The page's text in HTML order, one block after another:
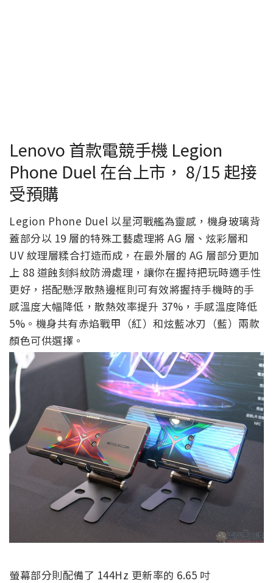
Lenovo 首款電競手機 Legion
Phone Duel 在台上市， 8/15 起接
受預購
Legion Phone Duel 以星河戰艦為靈感，機身玻璃背
蓋部分以 19 層的特殊工藝處理將 AG 層、炫彩層和
UV 紋理層糅合打造而成，在最外層的 AG 層部分更加
上 88 道蝕刻斜紋防滑處理，讓你在握持把玩時適手性
更好，搭配懸浮散熱邊框則可有效將握持手機時的手
感溫度大幅降低，散熱效率提升 37%，手感溫度降低
5%。機身共有赤焰戰甲（紅）和炫藍冰刃（藍）兩款
顏色可供選擇。
螢幕部分則配備了 144Hz 更新率的 6.65 吋